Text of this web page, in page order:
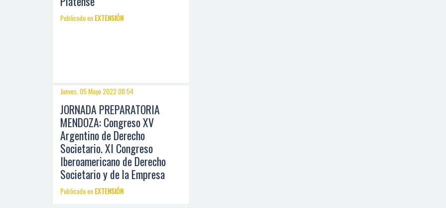
Publicado enEXTENSIÓN
Jueves, 05 Mayo 2022 08:54
JORNADA PREPARATORIA
MENDOZA: Congreso XV
Argentino de Derecho
Societario. XI Congreso
Iberoamericano de Derecho
Societario y de la Empresa
Publicado enEXTENSIÓN